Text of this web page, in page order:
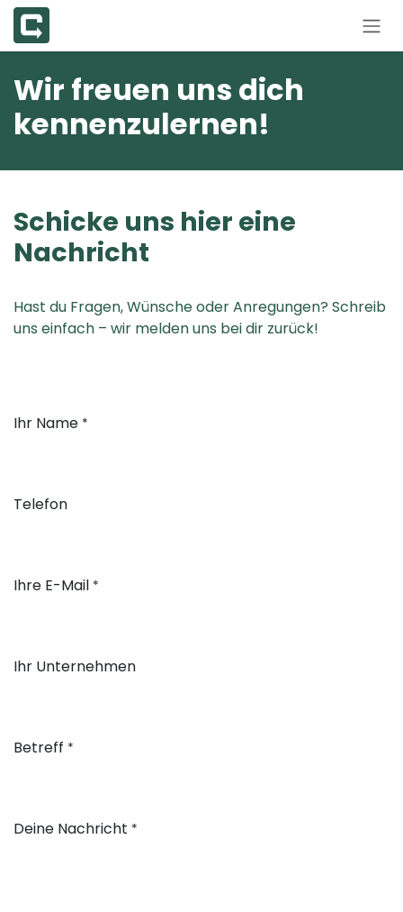
Zum Inhalt springen
Wir freuen uns dich
kennenzulernen!
Schicke uns hier eine
Nachricht
Hast du Fragen, Wünsche oder Anregungen? Schreib
uns einfach – wir melden uns bei dir zurück!
Ihr Name *
Telefon
Ihre E-Mail *
Ihr Unternehmen
Betreff *
Deine Nachricht *